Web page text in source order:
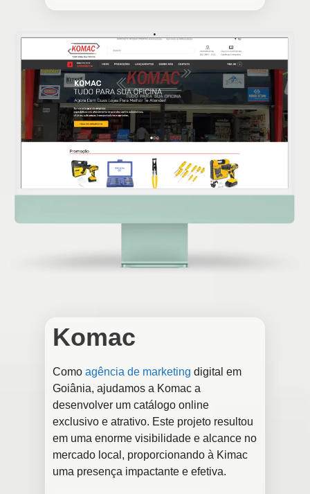
Komac
Como agência de marketing digital em
Goiânia, ajudamos a Komac a
desenvolver um catálogo online
exclusivo e atrativo. Este projeto resultou
em uma enorme visibilidade e alcance no
mercado local, proporcionando à Kimac
uma presença impactante e efetiva.